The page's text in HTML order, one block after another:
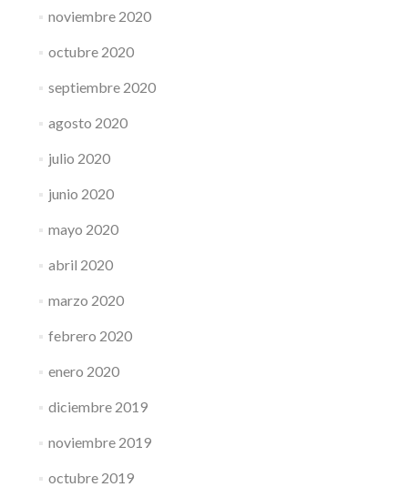
noviembre 2020
octubre 2020
septiembre 2020
agosto 2020
julio 2020
junio 2020
mayo 2020
abril 2020
marzo 2020
febrero 2020
enero 2020
diciembre 2019
noviembre 2019
octubre 2019